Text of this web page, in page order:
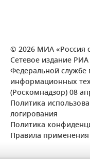
© 2026 МИА «Россия
Сетевое издание
Федеральной службе
информационных
(Роскомнадзор) 08
Политика
логирования
Политика
Правила